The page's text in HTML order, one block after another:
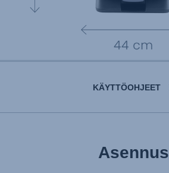
KÄYTTÖOHJEET
Asennus